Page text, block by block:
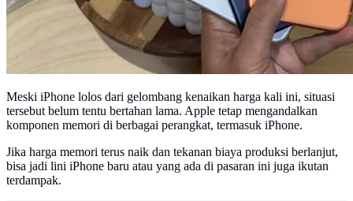
Meski iPhone lolos dari gelombang kenaikan harga kali ini, situasi
tersebut belum tentu bertahan lama. Apple tetap mengandalkan
komponen memori di berbagai perangkat, termasuk iPhone.
Jika harga memori terus naik dan tekanan biaya produksi berlanjut,
bisa jadi lini iPhone baru atau yang ada di pasaran ini juga ikutan
terdampak.